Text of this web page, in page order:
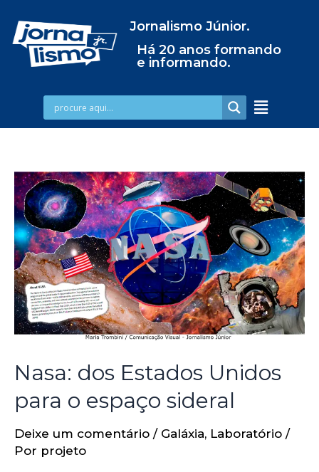
Jornalismo Júnior.
Há 20 anos formando
e informando.
Nasa: dos Estados Unidos
para o espaço sideral
Deixe um comentário / Galáxia, Laboratório /
Por projeto